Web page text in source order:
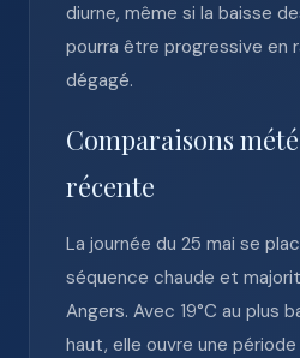
diurne, même si la baisse
pourra être progressive en
dégagé.
Comparaisons
récente
La journée du 25 mai se
séquence chaude et
Angers. Avec 19°C au plus
haut, elle ouvre une